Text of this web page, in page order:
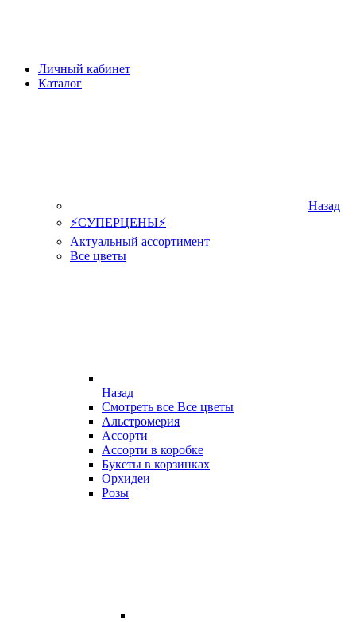
Личный кабинет
Каталог
Назад
⚡СУПЕРЦЕНЫ⚡
Актуальный ассортимент
Все цветы
Назад
Смотреть все Все цветы
Альстромерия
Ассорти
Ассорти в коробке
Букеты в корзинках
Орхидеи
Розы